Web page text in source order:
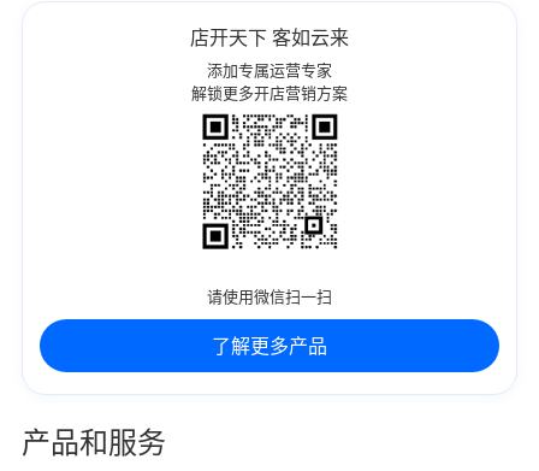
店开天下 客如云来
添加专属运营专家
解锁更多开店营销方案
请使用微信扫一扫
了解更多产品
产品和服务